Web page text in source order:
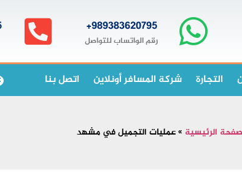
989383620795+
رقم الواتساب للتواصل
التجارة شركة المسافر أونلاين اتصل بنا
الرئيسية »عمليات التجميل في مشهد